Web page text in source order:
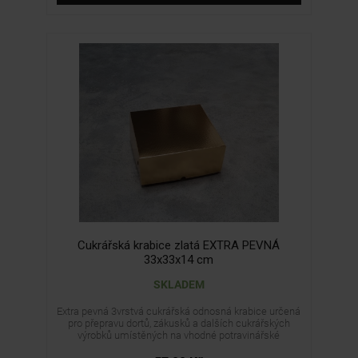
Cukrářská krabice zlatá EXTRA PEVNÁ
33x33x14 cm
SKLADEM
Extra pevná 3vrstvá cukrářská odnosná krabice určená
pro přepravu dortů, zákusků a dalších cukrářských
výrobků umístěných na vhodné potravinářské